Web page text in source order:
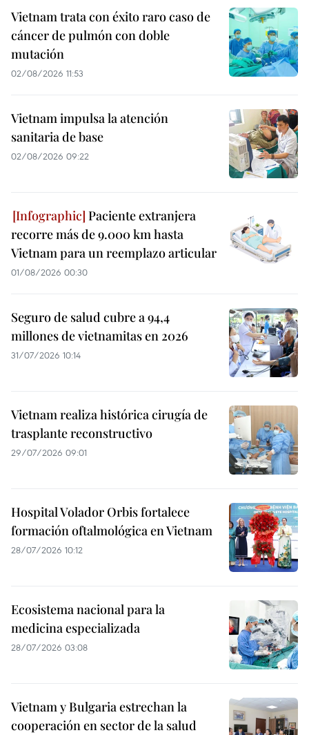
Vietnam trata con éxito raro caso de
cáncer de pulmón con doble
mutación
02/08/2026 11:53
Vietnam impulsa la atención
sanitaria de base
02/08/2026 09:22
Paciente extranjera
recorre más de 9.000 km hasta
Vietnam para un reemplazo articular
01/08/2026 00:30
Seguro de salud cubre a 94,4
millones de vietnamitas en 2026
31/07/2026 10:14
Vietnam realiza histórica cirugía de
trasplante reconstructivo
29/07/2026 09:01
Hospital Volador Orbis fortalece
formación oftalmológica en Vietnam
28/07/2026 10:12
Ecosistema nacional para la
medicina especializada
28/07/2026 03:08
Vietnam y Bulgaria estrechan la
cooperación en sector de la salud